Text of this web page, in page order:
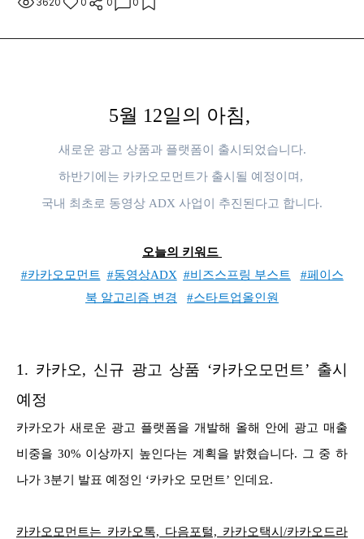
3620 0 0 0
5월 12일의 아침,
새로운 광고 상품과 플랫폼이 출시되었습니다.
하반기에는 카카오모먼트가 출시될 예정이며,
국내 최초로 동영상 ADX 사업이 추진된다고 합니다.
오늘의 키워드
#카카오모먼트
#동영상ADX #비즈스프링 부스트
#페이스
북 알고리즘 변경
#스타트업올인원
1. 카카오, 신규 광고 상품 ‘카카오모먼트’ 출시
예정
카카오가 새로운 광고 플랫폼을 개발해 올해 안에 광고 매출
비중을 30% 이상까지 높인다는 계획을 밝혔습니다. 그 중 하
나가 3분기 발표 예정인 ‘카카오 모먼트’ 인데요.
카카오모먼트는 카카오톡, 다음포털, 카카오택시/카카오드라